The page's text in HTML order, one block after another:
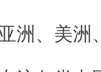
洲、美